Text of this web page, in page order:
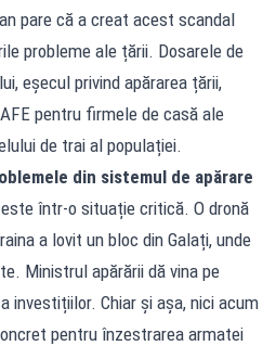
pare că a creat acest scandal
probleme ale țării. Dosarele de
eșecul privind apărarea țării,
pentru firmele de casă ale
de trai al populației.
din sistemul de apărare
într-o situație critică. O dronă
a lovit un bloc din Galați, unde
Ministrul apărării dă vina pe
investițiilor. Chiar și așa, nici acum
pentru înzestrarea armatei